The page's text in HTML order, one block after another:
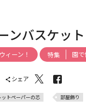
ンバスケット
ィーン！ 特集 園
シェア
ットペーパーの芯 部屋飾り